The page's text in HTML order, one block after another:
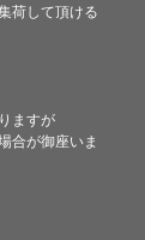
荷して頂ける
ますが
合が御座いま